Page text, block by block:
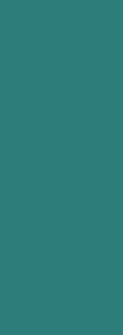
Nome
LinkedIn | URL
O que vale
Suas
recrutadores
Certifique-se
perfil do
trajetória
recomendado